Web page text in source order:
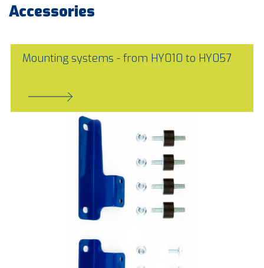
Accessories
Mounting systems - from HY010 to HY057